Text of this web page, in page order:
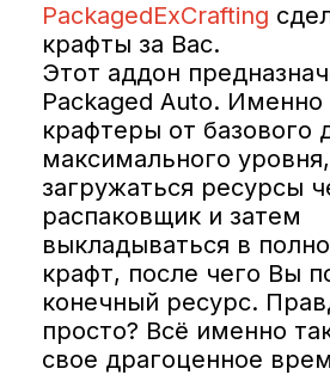
PackagedExCrafting
крафты за Вас.
Этот аддон
Packaged Auto.
крафтеры от базового
максимального
загружаться ресурсы
распаковщик и затем
выкладываться в
крафт, после чего Вы
конечный ресурс.
просто? Всё именно
свое драгоценное